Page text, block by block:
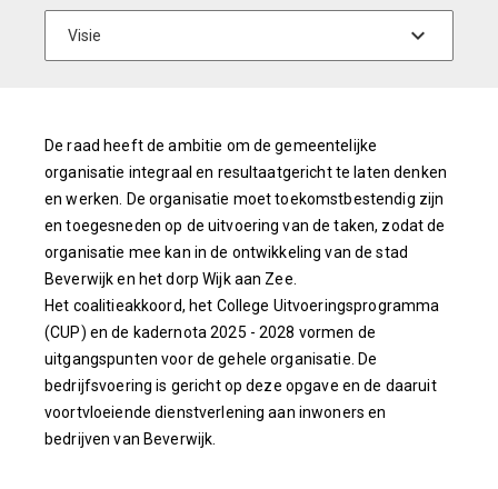
De raad heeft de ambitie om de gemeentelijke
organisatie integraal en resultaatgericht te laten denken
en werken. De organisatie moet toekomstbestendig zijn
en toegesneden op de uitvoering van de taken, zodat de
organisatie mee kan in de ontwikkeling van de stad
Beverwijk en het dorp Wijk aan Zee.
Het coalitieakkoord, het College Uitvoeringsprogramma
(CUP) en de kadernota 2025 - 2028 vormen de
uitgangspunten voor de gehele organisatie. De
bedrijfsvoering is gericht op deze opgave en de daaruit
voortvloeiende dienstverlening aan inwoners en
bedrijven van Beverwijk.